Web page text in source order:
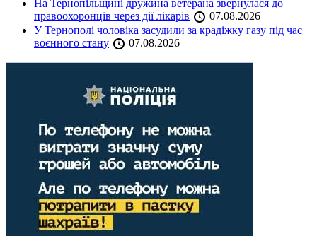
На Тернопільщині дружина ветерана звернулася до
правоохоронців через дії лікарів
07.08.2026
У Тернополі чоловіка засудили за крадіжку газу під час
воєнного стану
07.08.2026